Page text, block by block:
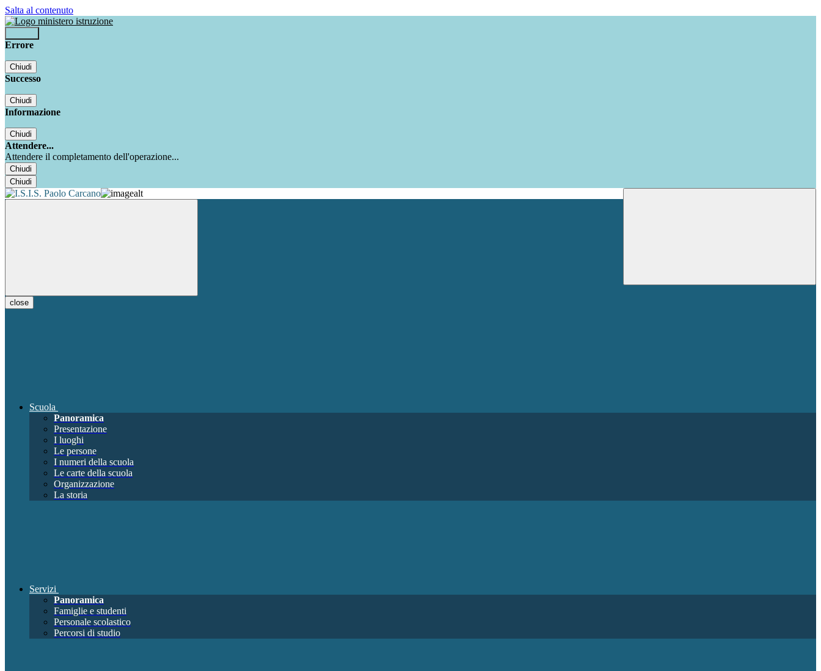
Salta al contenuto
Errore
Chiudi
Successo
Chiudi
Informazione
Chiudi
Attendere...
Attendere il completamento dell'operazione...
Chiudi
Chiudi
close
Scuola
Panoramica
Presentazione
I luoghi
Le persone
I numeri della scuola
Le carte della scuola
Organizzazione
La storia
Servizi
Panoramica
Famiglie e studenti
Personale scolastico
Percorsi di studio